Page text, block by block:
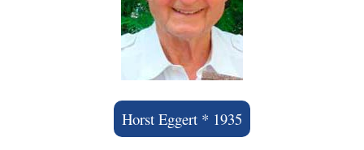
Horst Eggert * 1935